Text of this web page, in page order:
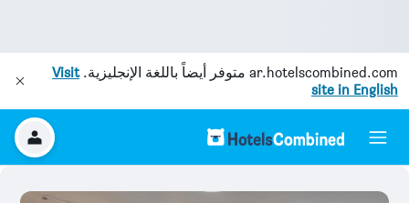
ar.hotelscombined.com متوفر أيضاً باللغة الإنجليزية.Visit
site in English